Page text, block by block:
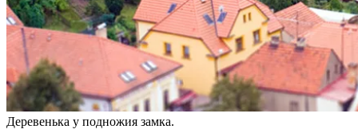
Деревенька у подножия замка.